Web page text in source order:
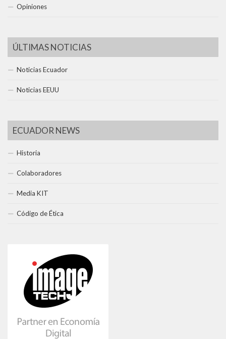
Opiniones
ÚLTIMAS NOTICIAS
Noticias Ecuador
Noticias EEUU
ECUADOR NEWS
Historia
Colaboradores
Media KIT
Código de Ética